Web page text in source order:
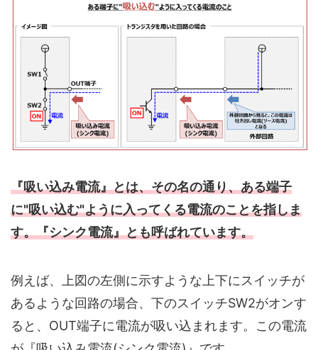
『吸い込み電流』とは、その名の通り、ある端子
に"吸い込む"ように入ってくる電流のことを指しま
す。『シンク電流』とも呼ばれています。
例えば、上図の左側に示すような上下にスイッチが
あるような回路の場合、下のスイッチSW2がオンす
ると、OUT端子に電流が吸い込まれます。この電流